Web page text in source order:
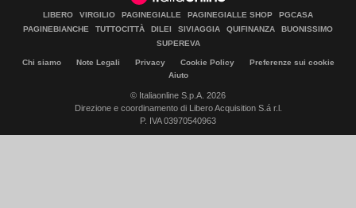
LIBERO VIRGILIO PAGINEGIALLE PAGINEGIALLE SHOP
PGCASA
PAGINEBIANCHE
TUTTOCITTÀ DILEI SIVIAGGIA QUIFINANZA
BUONISSIMO
SUPEREVA
Chi siamo Note Legali Privacy Cookie Policy
Preferenze sui cookie
Aiuto
© Italiaonline S.p.A. 2026
Direzione e coordinamento di Libero Acquisition S.á r.l.
P. IVA 03970540963